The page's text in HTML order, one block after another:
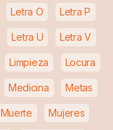
Letra O Letra P
Letra U Letra V
Limpieza Locura
Medicina Metas
Muerte Mujeres